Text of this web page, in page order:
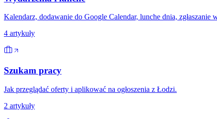
Kalendarz, dodawanie do Google Calendar, lunche dnia, zgłaszanie
4 artykuły
Szukam pracy
Jak przeglądać oferty i aplikować na ogłoszenia z Łodzi.
2 artykuły